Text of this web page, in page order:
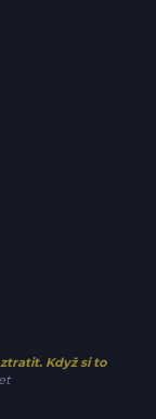
Když si to